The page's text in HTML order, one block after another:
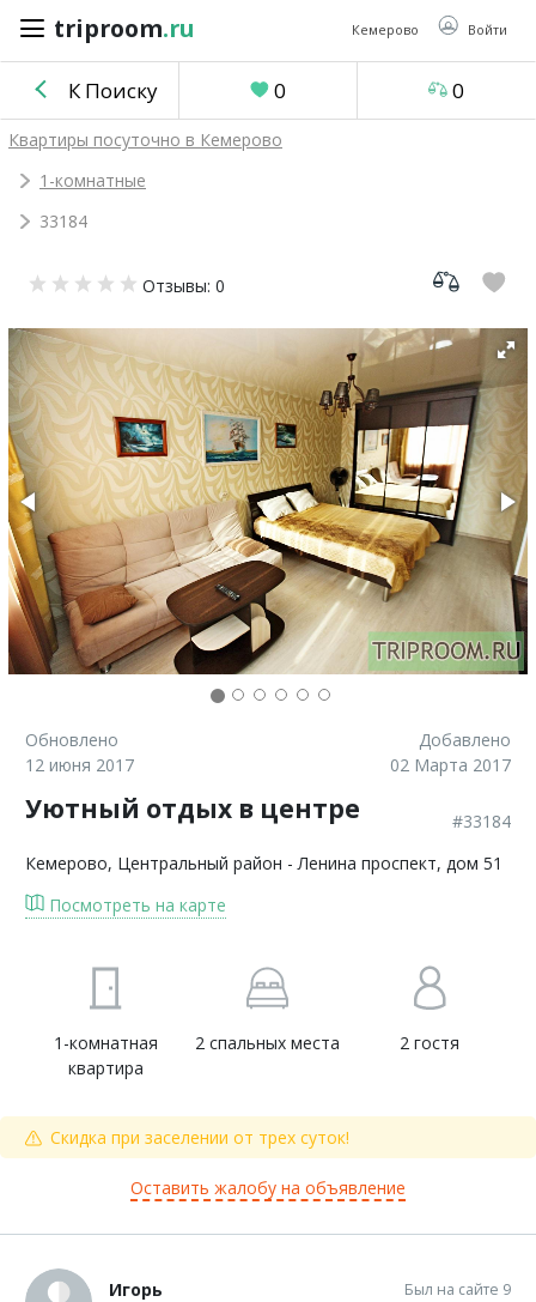
triproom.ru Кемерово Войти
triproom .ru
Российский
Войти / Зарегистрироваться
объявление
Избранное
0
Сравнение
0
К Поиску 0 0
Квартиры посуточно в Кемерово
1-комнатные
33184
Отзывы: 0
Обновлено
12 июня 2017
Добавлено
02 Марта 2017
Уютный отдых в центре
#33184
Кемерово, Центральный район - Ленина проспект, дом 51
Посмотреть на карте
1-комнатная
квартира
2 спальных места 2 гостя
Скидка при заселении от трех суток!
Оставить жалобу на объявление
Игорь
Был на сайте 9